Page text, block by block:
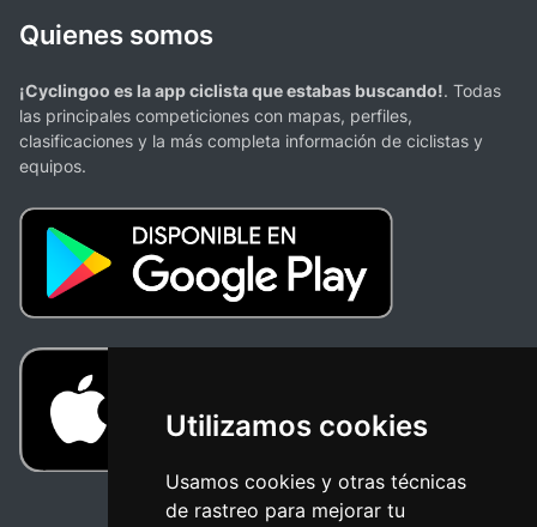
Utilizamos cookies
Usamos cookies y otras técnicas
de rastreo para mejorar tu
Quienes somos
¡Cyclingoo es la app ciclista que estabas buscando!. Todas
las principales competiciones con mapas, perfiles,
clasificaciones y la más completa información de ciclistas y
equipos.